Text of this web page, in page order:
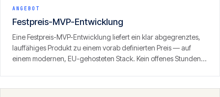
ANGEBOT
Festpreis-MVP-Entwicklung
Eine Festpreis-MVP-Entwicklung liefert ein klar abgegrenztes,
lauffähiges Produkt zu einem vorab definierten Preis — auf
einem modernen, EU-gehosteten Stack. Kein offenes Stunden-